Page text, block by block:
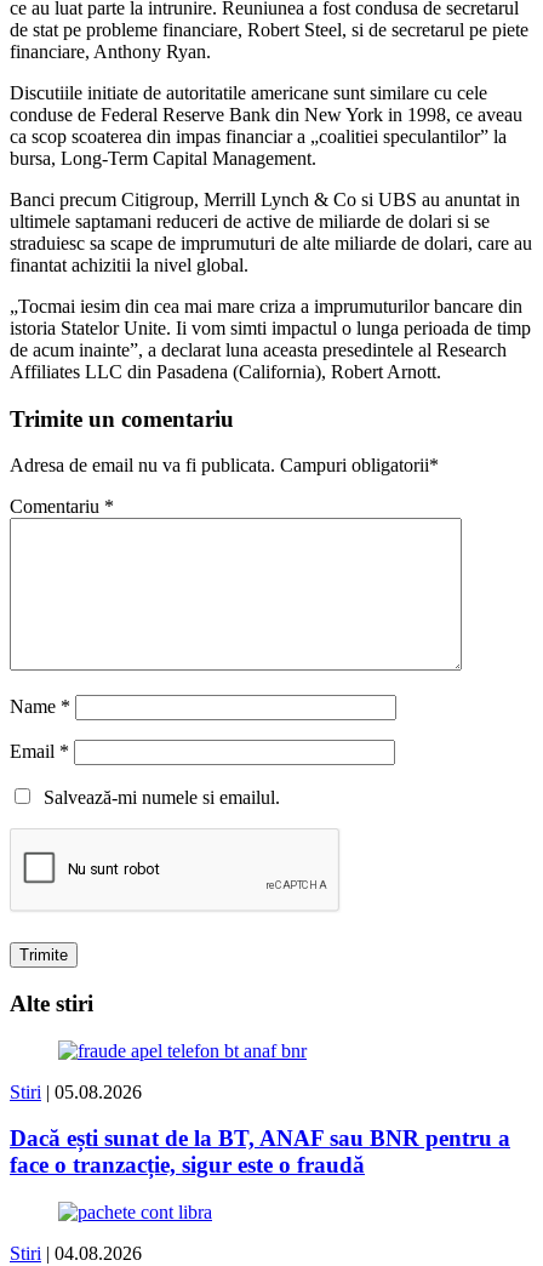
ce au luat parte la intrunire. Reuniunea a fost condusa de secretarul
de stat pe probleme financiare, Robert Steel, si de secretarul pe piete
financiare, Anthony Ryan.
Discutiile initiate de autoritatile americane sunt similare cu cele
conduse de Federal Reserve Bank din New York in 1998, ce aveau
ca scop scoaterea din impas financiar a „coalitiei speculantilor” la
bursa, Long-Term Capital Management.
Banci precum Citigroup, Merrill Lynch & Co si UBS au anuntat in
ultimele saptamani reduceri de active de miliarde de dolari si se
straduiesc sa scape de imprumuturi de alte miliarde de dolari, care au
finantat achizitii la nivel global.
„Tocmai iesim din cea mai mare criza a imprumuturilor bancare din
istoria Statelor Unite. Ii vom simti impactul o lunga perioada de timp
de acum inainte”, a declarat luna aceasta presedintele al Research
Affiliates LLC din Pasadena (California), Robert Arnott.
Trimite un comentariu
Adresa de email nu va fi publicata. Campuri obligatorii*
Comentariu *
Name *
Email *
Salvează-mi numele si emailul.
Alte stiri
Stiri | 05.08.2026
Dacă ești sunat de la BT, ANAF sau BNR pentru a
face o tranzacție, sigur este o fraudă
Stiri | 04.08.2026